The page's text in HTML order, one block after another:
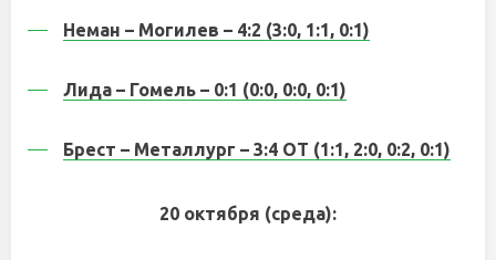
Неман – Могилев – 4:2 (3:0, 1:1, 0:1)
Лида – Гомель – 0:1 (0:0, 0:0, 0:1)
Брест – Металлург – 3:4 ОТ (1:1, 2:0, 0:2, 0:1)
20 октября (среда):